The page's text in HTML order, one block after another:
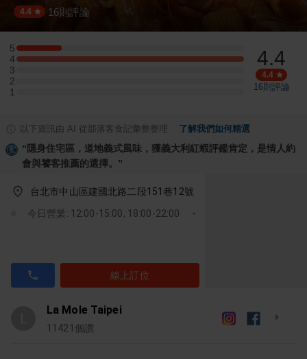
4.4 ·16則評論
5
5 星：1 則評論
4
4 星：5 則評論
3
3 星：0 則評論
2
2 星：0 則評論
1
1 星：0 則評論
4.4
4.4
16則評論
以下資訊由 AI 從部落客食記彙整整理 了解我們如何精選
“隱身住宅區，道地義式風味，獲義大利紅蝦評鑑肯定，是情人約
會與饕客推薦的選擇。 ”
台北市中山區建國北路二段151巷12號
今日營業: 12:00-15:00, 18:00-22:00
線上訂位
La Mole Taipei
11421 個讚